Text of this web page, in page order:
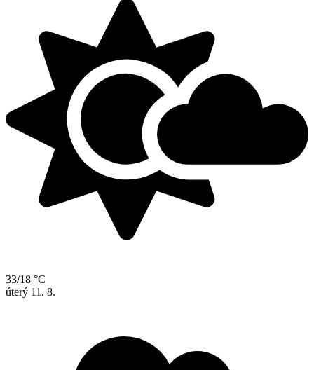
33/18 °C
úterý 11. 8.